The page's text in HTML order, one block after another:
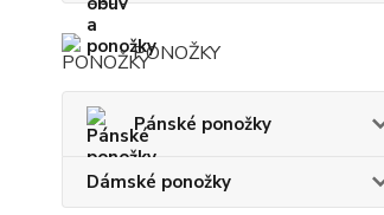
PONOŽKY
Pánské ponožky
Dámské ponožky